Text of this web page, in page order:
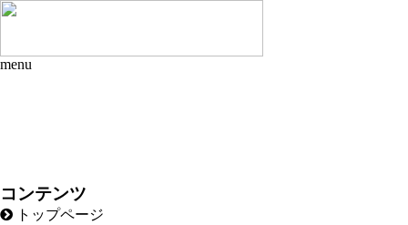
menu
コンテンツ
トップページ